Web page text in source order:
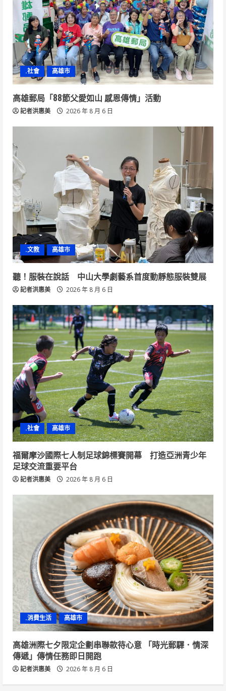
.社會 高雄市
高雄郵局「88節父愛如山 感恩傳情」活動
記者洪惠美 2026 年 8 月 6 日
.文教 高雄市
聽！服裝在說話 中山大學劇藝系首度動靜態服裝雙展
記者洪惠美 2026 年 8 月 6 日
.社會 高雄市
福爾摩沙國際七人制足球錦標賽開幕 打造亞洲青少年
足球交流重要平台
記者洪惠美 2026 年 8 月 6 日
.消費生活 高雄市
高雄洲際七夕限定企劃串聯款待心意 「時光郵驛．情深
傳遞」傳情任務即日開跑
記者洪惠美 2026 年 8 月 6 日